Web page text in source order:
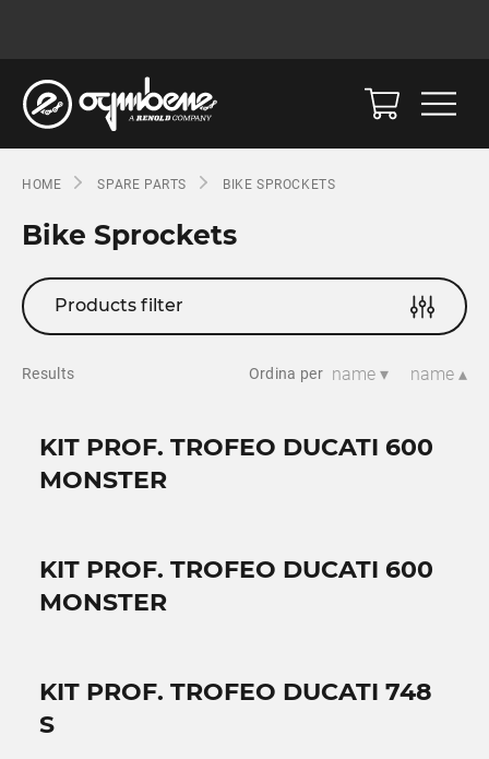
HOME SPARE PARTS BIKE SPROCKETS
Bike Sprockets
Products filter
Results Ordina per name ▾ name ▴
KIT PROF. TROFEO DUCATI 600
MONSTER
KIT PROF. TROFEO DUCATI 600
MONSTER
KIT PROF. TROFEO DUCATI 748
S